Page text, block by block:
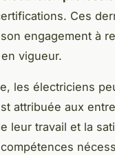
Ces
engagement à
vigueur.
les électriciens
attribuée aux
leur travail et la